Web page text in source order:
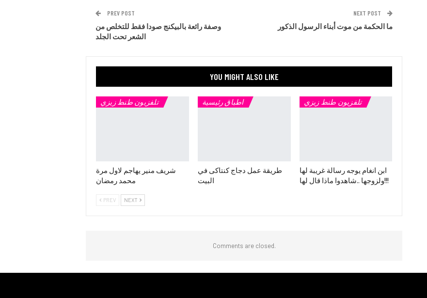
PREV POST
وصفة رائعة بالبيكنج صودا فقط للتخلص من
الشعر تحت الجلد
NEXT POST
ما الحكمة من موت أبناء الرسول الذكور
YOU MIGHT ALSO LIKE
تلفزيون طنط زيزي
شريف منير يهاجم لاول مرة
محمد رمضان
اطباق رئيسية
طريقة عمل دجاج كنتاكى في
البيت
تلفزيون طنط زيزي
ابن انغام يوجه رسالة غريبة لها
ولزوجها ..شاهدوا ماذا قال لها!!!
PREV NEXT
Comments are closed.